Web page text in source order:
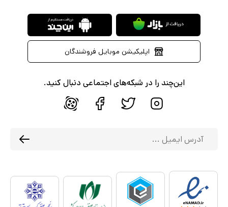
اپلیکیشن موبایل فروشندگان
این‌چند را در شبکه‌های اجتماعی دنبال کنید.